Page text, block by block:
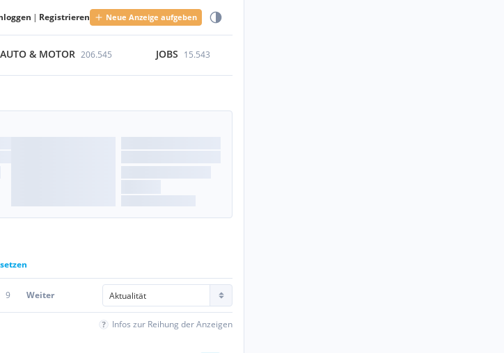
| Registrieren Neue Anzeige aufgeben
AUTO & MOTOR 206.545 JOBS 15.543
9 Weiter
Infos zur Reihung der Anzeigen